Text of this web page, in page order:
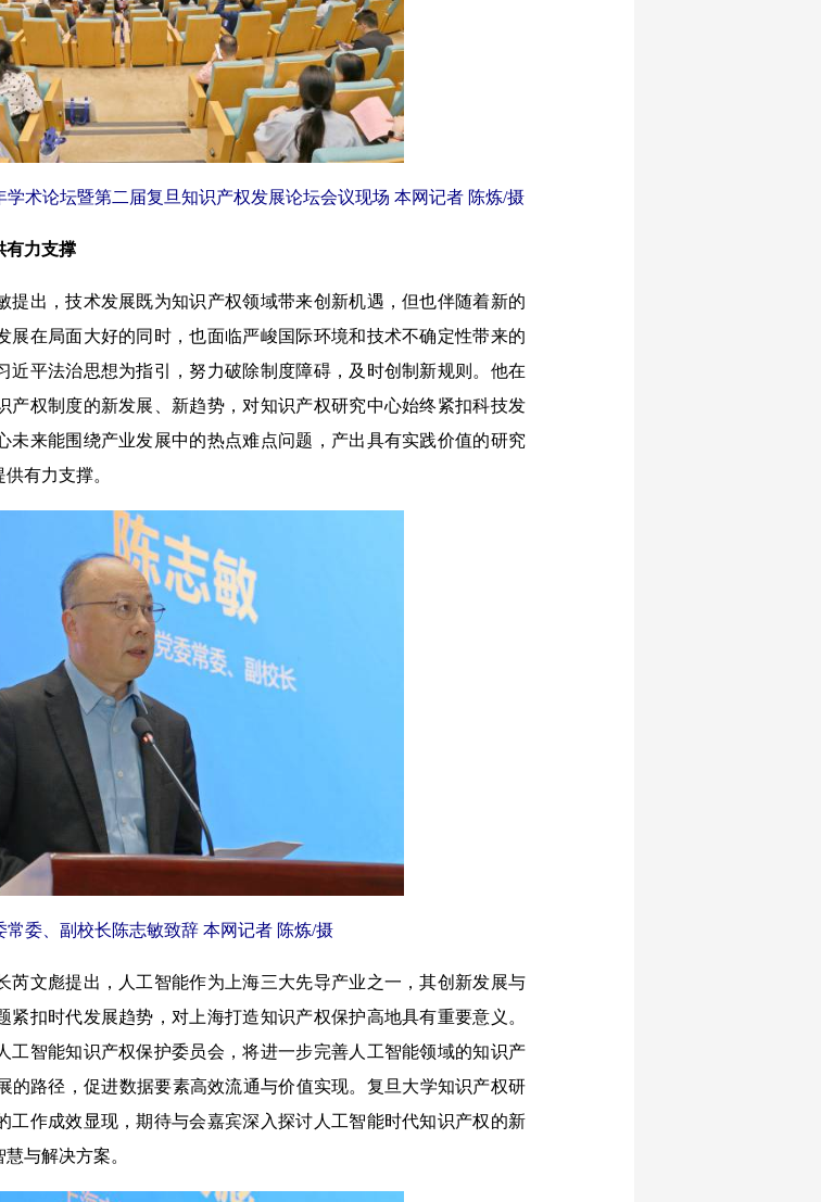
术论坛暨第二届复旦知识产权发展论坛会议现场 本网记者 陈炼/摄
有力支撑
出，技术发展既为知识产权领域带来创新机遇，但也伴随着新的
展在局面大好的同时，也面临严峻国际环境和技术不确定性带来的
近平法治思想为指引，努力破除制度障碍，及时创制新规则。他在
产权制度的新发展、新趋势，对知识产权研究中心始终紧扣科技发
未来能围绕产业发展中的热点难点问题，产出具有实践价值的研究
有力支撑。
常委、副校长陈志敏致辞 本网记者 陈炼/摄
文彪提出，人工智能作为上海三大先导产业之一，其创新发展与
扣时代发展趋势，对上海打造知识产权保护高地具有重要意义。
工智能知识产权保护委员会，将进一步完善人工智能领域的知识产
的路径，促进数据要素高效流通与价值实现。复旦大学知识产权研
工作成效显现，期待与会嘉宾深入探讨人工智能时代知识产权的新
与解决方案。